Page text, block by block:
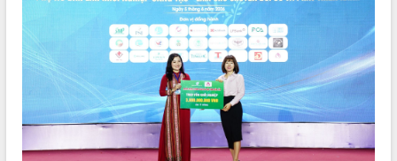
Lễ truy điệu và an táng hài cốt liệt sĩ
tại Nghĩa trang Liệt sĩ xã Sơn Hòa
Bàn giải pháp tháo gỡ khó khăn trong
xuất khẩu sầu riêng và triển khai quy
Thứ trưởng Bộ Nông nghiệp và Môi
trường Nguyễn Hoàng Hiệp khảo sát
vùng trồng và doanh nghiệp đóng gói
THỐNG KÊ TRUY CẬP
Hôm nay:
Tất cả: 66040309